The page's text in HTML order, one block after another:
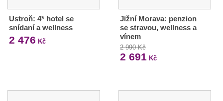
Ustroň: 4* hotel se
snídaní a wellness
2 476 Kč
Jižní Morava: penzion
se stravou, wellness a
vínem
2 990 Kč
2 691 Kč